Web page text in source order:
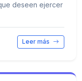
deseen ejercer
Leer más